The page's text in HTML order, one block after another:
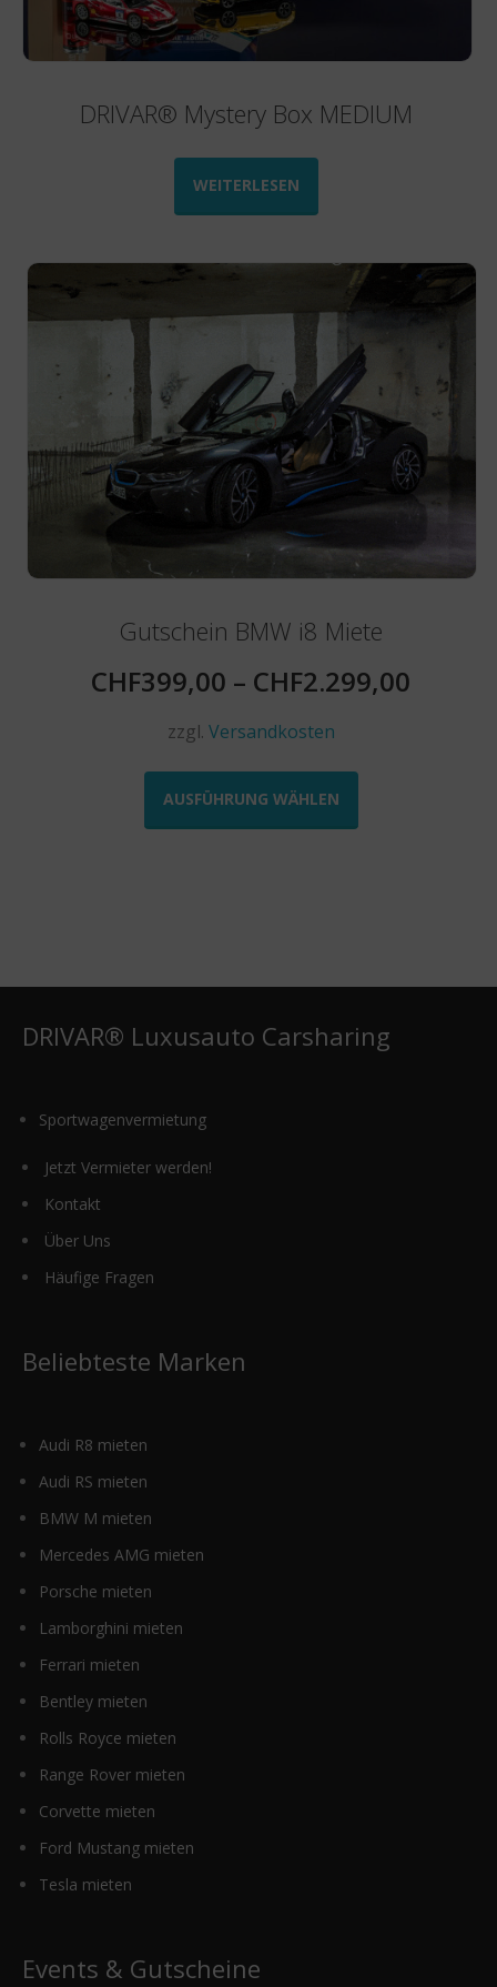
DRIVAR® Mystery Box MEDIUM
WEITERLESEN
Gutschein BMW i8 Miete
CHF399,00 – CHF2.299,00
zzgl. Versandkosten
AUSFÜHRUNG WÄHLEN
Dieses
der
Produktseite
DRIVAR® Luxusauto Carsharing
Sportwagenvermietung
Jetzt Vermieter werden!
Kontakt
Über Uns
Häufige Fragen
Beliebteste Marken
Audi R8 mieten
Audi RS mieten
BMW M mieten
Mercedes AMG mieten
Porsche mieten
Lamborghini mieten
Ferrari mieten
Bentley mieten
Rolls Royce mieten
Range Rover mieten
Corvette mieten
Ford Mustang mieten
Tesla mieten
Events & Gutscheine